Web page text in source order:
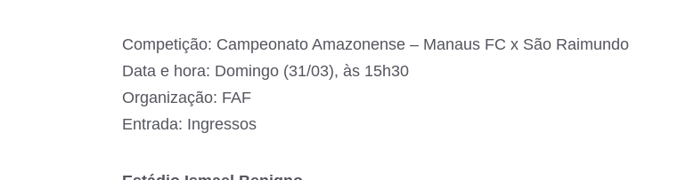
Competição: Campeonato Amazonense – Manaus FC x São Raimundo
Data e hora: Domingo (31/03), às 15h30
Organização: FAF
Entrada: Ingressos